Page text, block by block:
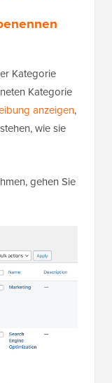
Kategorie
Kategorie
anzeigen,
wie sie
gehen Sie